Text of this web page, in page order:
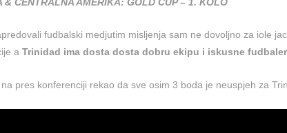
fudbalski medjutim misljenja sam ne dovoljno za iole
a Trinidad ima dosta dosta dobru ekipu i iskusne
pres konferenciji rekao da sve osim 3 boda je neuspjeh za